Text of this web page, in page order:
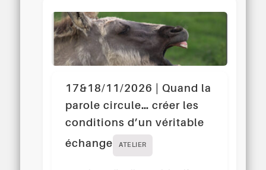
17&18/11/2026 | Quand la
parole circule… créer les
conditions d’un véritable
échange
ATELIER